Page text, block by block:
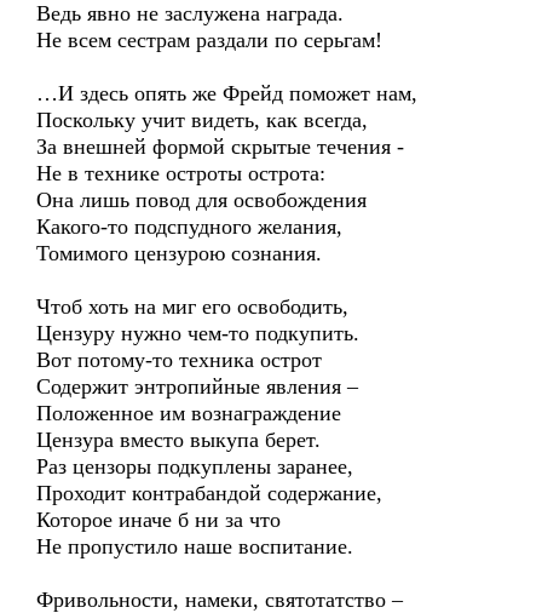
Ведь явно не заслужена награда.
Не всем сестрам раздали по серьгам!
…И здесь опять же Фрейд поможет нам,
Поскольку учит видеть, как всегда,
За внешней формой скрытые течения -
Не в технике остроты острота:
Она лишь повод для освобождения
Какого-то подспудного желания,
Томимого цензурою сознания.
Чтоб хоть на миг его освободить,
Цензуру нужно чем-то подкупить.
Вот потому-то техника острот
Содержит энтропийные явления –
Положенное им вознаграждение
Цензура вместо выкупа берет.
Раз цензоры подкуплены заранее,
Проходит контрабандой содержание,
Которое иначе б ни за что
Не пропустило наше воспитание.
Фривольности, намеки, святотатство –